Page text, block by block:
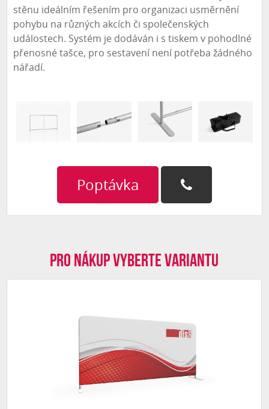
stěnu ideálním řešením pro organizaci usměrnění
pohybu na různých akcích či společenských
událostech. Systém je dodáván i s tiskem v pohodlné
přenosné tašce, pro sestavení není potřeba žádného
nářadí.
Poptávka
Pro nákup vyberte variantu